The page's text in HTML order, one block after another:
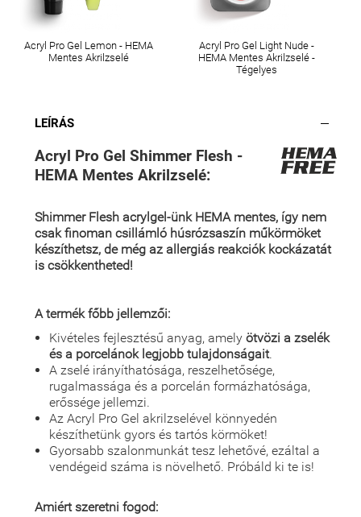
Acryl Pro Gel Lemon - HEMA
Mentes Akrilzselé
Acryl Pro Gel Light Nude -
HEMA Mentes Akrilzselé -
Tégelyes
LEÍRÁS
Acryl Pro Gel Shimmer Flesh -
HEMA Mentes Akrilzselé:
Shimmer Flesh acrylgel-ünk HEMA mentes, így nem
csak finoman csillámló húsrózsaszín műkörmöket
készíthetsz, de még az allergiás reakciók kockázatát
is csökkentheted!
A termék főbb jellemzői:
Kivételes fejlesztésű anyag, amely ötvözi a zselék
és a porcelánok legjobb tulajdonságait.
A zselé irányíthatósága, reszelhetősége,
rugalmassága és a porcelán formázhatósága,
erőssége jellemzi.
Az Acryl Pro Gel akrilzselével könnyedén
készíthetünk gyors és tartós körmöket!
Gyorsabb szalonmunkát tesz lehetővé, ezáltal a
vendégeid száma is növelhető. Próbáld ki te is!
Amiért szeretni fogod: